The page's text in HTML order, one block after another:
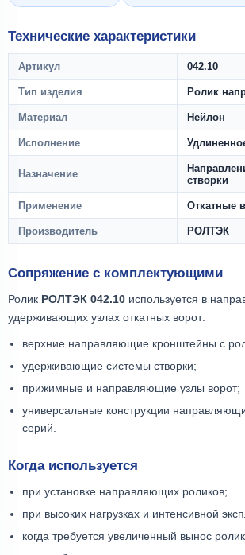
Технические характеристики
Артикул 042.10
Тип изделия Ролик
Материал Нейлон
Исполнение
Назначение
створки
Применение Откатные
Производитель РОЛТЭК
Сопряжение с комплектующими
Ролик РОЛТЭК 042.10 используется в
удерживающих узлах откатных ворот:
верхние направляющие кронштейны с
удерживающие системы створки;
прижимные и направляющие узлы ворот;
универсальные конструкции
серий.
Когда используется
при установке направляющих роликов;
при высоких нагрузках и интенсивной
когда требуется увеличенный вынос